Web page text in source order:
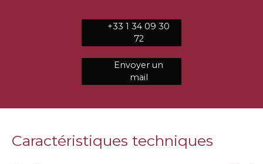
+33 1 34 09 30
72
Envoyer un
mail
Caractéristiques techniques